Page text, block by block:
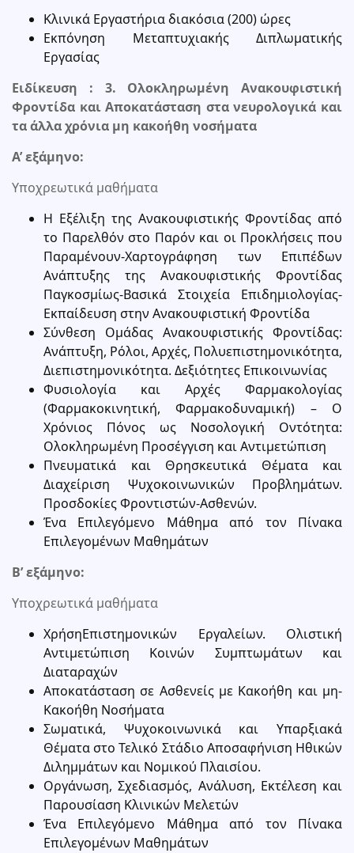
Κλινικά Εργαστήρια διακόσια (200) ώρες
Εκπόνηση Μεταπτυχιακής Διπλωματικής
Εργασίας
Ειδίκευση : 3. Ολοκληρωμένη Ανακουφιστική
Φροντίδα και Αποκατάσταση στα νευρολογικά και
τα άλλα χρόνια μη κακοήθη νοσήματα
Α’ εξάμηνο:
Υποχρεωτικά μαθήματα
Η Εξέλιξη της Ανακουφιστικής Φροντίδας από
το Παρελθόν στο Παρόν και οι Προκλήσεις που
Παραμένουν-Χαρτογράφηση των Επιπέδων
Ανάπτυξης της Ανακουφιστικής Φροντίδας
Παγκοσμίως-Βασικά Στοιχεία Επιδημιολογίας-
Εκπαίδευση στην Ανακουφιστική Φροντίδα
Σύνθεση Ομάδας Ανακουφιστικής Φροντίδας:
Ανάπτυξη, Ρόλοι, Αρχές, Πολυεπιστημονικότητα,
Διεπιστημονικότητα. Δεξιότητες Επικοινωνίας
Φυσιολογία και Αρχές Φαρμακολογίας
(Φαρμακοκινητική, Φαρμακοδυναμική) – Ο
Χρόνιος Πόνος ως Νοσολογική Οντότητα:
Ολοκληρωμένη Προσέγγιση και Αντιμετώπιση
Πνευματικά και Θρησκευτικά Θέματα και
Διαχείριση Ψυχοκοινωνικών Προβλημάτων.
Προσδοκίες Φροντιστών-Ασθενών.
Ένα Επιλεγόμενο Μάθημα από τον Πίνακα
Επιλεγομένων Μαθημάτων
Β’ εξάμηνο:
Υποχρεωτικά μαθήματα
ΧρήσηΕπιστημονικών Εργαλείων. Ολιστική
Αντιμετώπιση Κοινών Συμπτωμάτων και
Διαταραχών
Αποκατάσταση σε Ασθενείς με Κακοήθη και μη-
Κακοήθη Νοσήματα
Σωματικά, Ψυχοκοινωνικά και Υπαρξιακά
Θέματα στο Τελικό Στάδιο Αποσαφήνιση Ηθικών
Διλημμάτων και Νομικού Πλαισίου.
Οργάνωση, Σχεδιασμός, Ανάλυση, Εκτέλεση και
Παρουσίαση Κλινικών Μελετών
Ένα Επιλεγόμενο Μάθημα από τον Πίνακα
Επιλεγομένων Μαθημάτων